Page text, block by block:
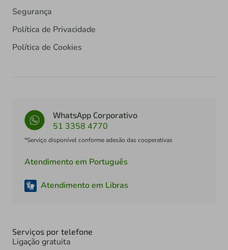
Segurança
Política de Privacidade
Política de Cookies
WhatsApp Corporativo
51 3358 4770
*Serviço disponível conforme adesão das cooperativas
Atendimento em Português
Atendimento em Libras
Serviços por telefone
Ligação gratuita